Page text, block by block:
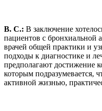
В. С.: В заключение
пациентов с бронхиальной
врачей общей практики и
подходы к диагностике и
предполагают достижение
которым подразумевается,
активной жизнью,